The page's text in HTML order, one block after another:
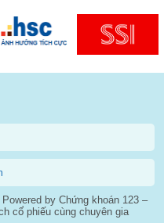
by Chứng khoán 123 –
cổ phiếu cùng chuyên gia